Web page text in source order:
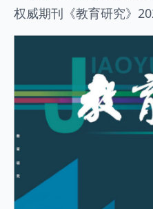
权威期刊《教育研究》